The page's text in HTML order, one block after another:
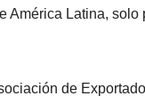
América Latina, solo
de